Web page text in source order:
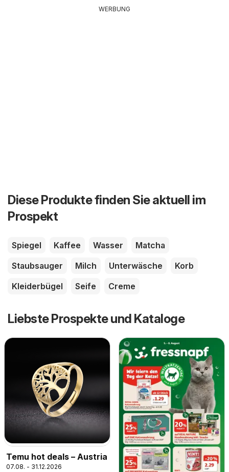
WERBUNG
Diese Produkte finden Sie aktuell im
Prospekt
Spiegel Kaffee Wasser
Matcha
Staubsauger
Milch Unterwäsche
Korb
Kleiderbügel
Seife Creme
Liebste Prospekte und Kataloge
Temu hot deals – Austria
07.08. - 31.12.2026